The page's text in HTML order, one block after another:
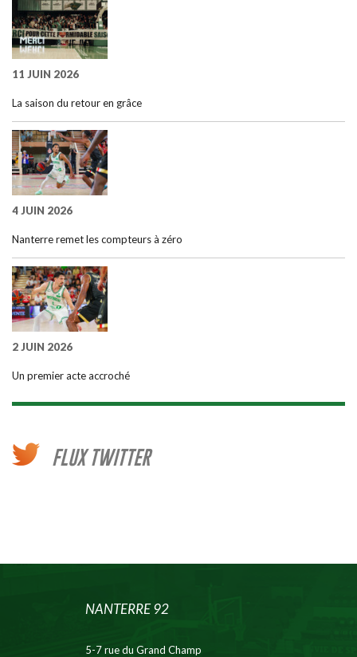
11 JUIN 2026
La saison du retour en grâce
4 JUIN 2026
Nanterre remet les compteurs à zéro
2 JUIN 2026
Un premier acte accroché
FLUX TWITTER
NANTERRE 92
5-7 rue du Grand Champ